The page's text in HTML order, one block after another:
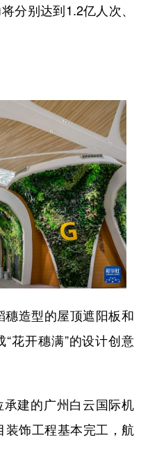
分别达到1.2亿人次、
造型的屋顶遮阳板和
花开穗满”的设计创意
建的广州白云国际机
饰工程基本完工，航